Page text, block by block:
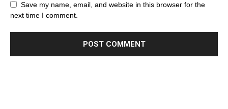
Save my name, email, and website in this browser for the
next time I comment.